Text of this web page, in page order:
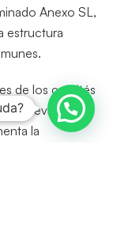
Anexo SL,
estructura
de los comités
la revisión de
la